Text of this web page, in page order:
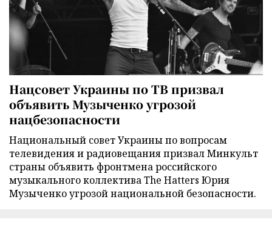
Нацсовет Украины по ТВ призвал
объявить Музыченко угрозой
нацбезопасности
Национальный совет Украины по вопросам
телевидения и радиовещания призвал Минкульт
страны объявить фронтмена российского
музыкального коллектива The Hatters Юрия
Музыченко угрозой национальной безопасности.